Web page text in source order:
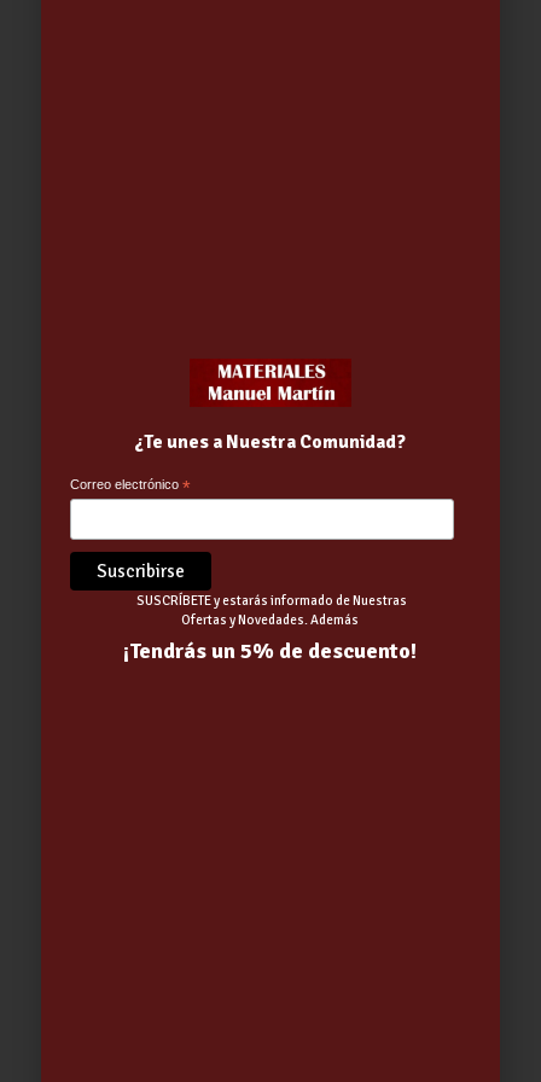
¿Te unes a Nuestra Comunidad?
Correo electrónico*
SUSCRÍBETE y estarás informado de Nuestras
Ofertas y Novedades. Además
¡Tendrás un 5% de descuento!